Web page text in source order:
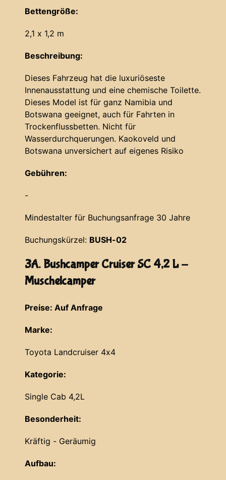
Bettengröße:
2,1 x 1,2 m
Beschreibung:
Dieses Fahrzeug hat die luxuriöseste
Innenausstattung und eine chemische Toilette.
Dieses Model ist für ganz Namibia und
Botswana geeignet, auch für Fahrten in
Trockenflussbetten. Nicht für
Wasserdurchquerungen. Kaokoveld und
Botswana unversichert auf eigenes Risiko
Gebühren:
-
Mindestalter für Buchungsanfrage 30 Jahre
Buchungskürzel: BUSH-02
3A. Bushcamper Cruiser SC 4,2 L -
Muschelcamper
Preise: Auf Anfrage
Marke:
Toyota Landcruiser 4x4
Kategorie:
Single Cab 4,2L
Besonderheit:
Kräftig - Geräumig
Aufbau: